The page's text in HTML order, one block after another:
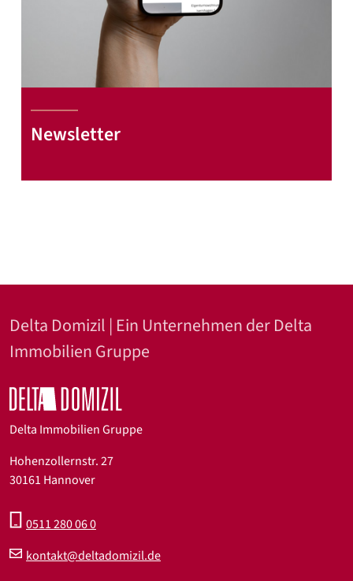
Newsletter
Delta Domizil | Ein Unternehmen der Delta
Immobilien Gruppe
Delta Immobilien Gruppe
Hohenzollernstr. 27
30161 Hannover
0511 280 06 0
kontakt@deltadomizil.de